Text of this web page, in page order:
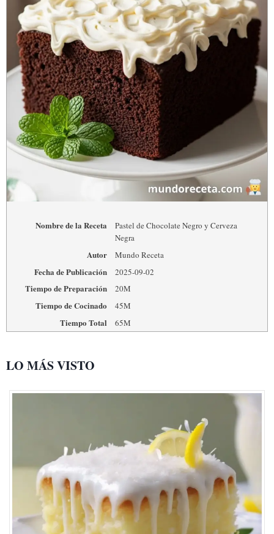
Nombre de la Receta
Pastel de Chocolate Negro y Cerveza
Negra
Autor Mundo Receta
Fecha de Publicación 2025-09-02
Tiempo de Preparación 20M
Tiempo de Cocinado 45M
Tiempo Total 65M
LO MÁS VISTO